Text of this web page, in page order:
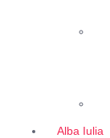
Alba Iulia